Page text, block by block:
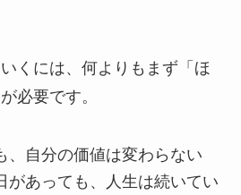
くには、何よりもまず「ほ
必要です。
、自分の価値は変わらない
があっても、人生は続いてい